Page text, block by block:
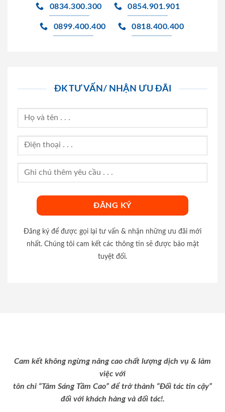
0834.300.300 0854.901.901
0899.400.400 0818.400.400
ĐK TƯ VẤN/ NHẬN ƯU ĐÃI
Đăng ký để được gọi lại tư vấn & nhận những ưu đãi mới
nhất. Chúng tôi cam kết các thông tin sẽ được bảo mật
tuyệt đối.
Cam kết không ngừng nâng cao chất lượng dịch vụ & làm
việc với
tôn chỉ “Tâm Sáng Tầm Cao” để trở thành “Đối tác tin cậy”
đối với khách hàng và đối tác!.